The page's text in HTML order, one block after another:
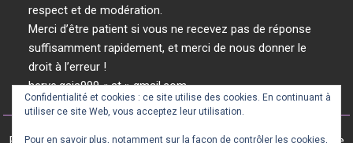
respect et de modération.
Merci d’être patient si vous ne recevez pas de réponse
suffisamment rapidement, et merci de nous donner le
droit à l’erreur !
herve.gaia999 « at » gmail.com
Confidentialité et cookies : ce site utilise des cookies. En continuant à
utiliser ce site Web, vous acceptez leur utilisation.
Pour en savoir plus, notamment sur la façon de contrôler les cookies,